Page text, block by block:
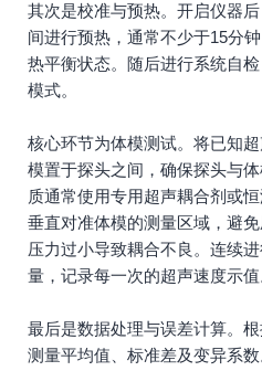
其次是校准与预热。开启仪器
间进行预热，通常不少于15分
热平衡状态。随后进行系统自
模式。
核心环节为体模测试。将已知
模置于探头之间，确保探头与
质通常使用专用超声耦合剂或
垂直对准体模的测量区域，避
压力过小导致耦合不良。连续
量，记录每一次的超声速度示值
最后是数据处理与误差计算。
测量平均值、标准差及变异系